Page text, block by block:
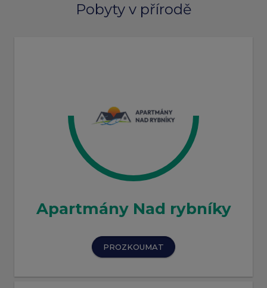
Pobyty v přírodě
Apartmány Nad rybníky
PROZKOUMAT